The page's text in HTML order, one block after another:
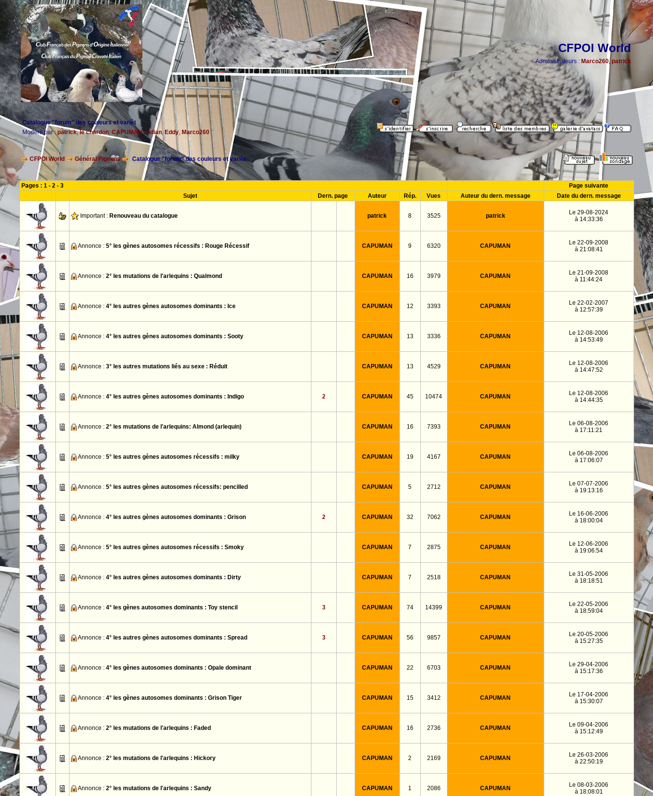
CFPOI World
Administrateurs : Marco260, patrick
Catalogue "forum" des couleurs et varièt
Modéré par :patrick,le chardon, CAPUMAN,indian,Eddy, Marco260
CFPOI World Général Pigeons Catalogue "forum" des couleurs et varièt
Pages : 1- 2- 3
Page suivante
Sujet
Dern. page Auteur Rép. Vues Auteur du dern. message Date du dern. message
Important : Renouveau du catalogue patrick 8 3525 patrick
Le 29-08-2024
à 14:33:36
Annonce : 5° les gènes autosomes récessifs : Rouge Récessif CAPUMAN 9 6320 CAPUMAN
Le 22-09-2008
à 21:08:41
Annonce : 2° les mutations de l'arlequins : Qualmond CAPUMAN 16 3979 CAPUMAN
Le 21-09-2008
à 11:44:24
Annonce : 4° les autres gènes autosomes dominants : Ice CAPUMAN 12 3393 CAPUMAN
Le 22-02-2007
à 12:57:39
Annonce : 4° les autres gènes autosomes dominants : Sooty CAPUMAN 13 3336 CAPUMAN
Le 12-08-2006
à 14:53:49
Annonce : 3° les autres mutations liés au sexe : Réduit CAPUMAN 13 4529 CAPUMAN
Le 12-08-2006
à 14:47:52
Annonce : 4° les autres gènes autosomes dominants : Indigo 2 CAPUMAN 45 10474 CAPUMAN
Le 12-08-2006
à 14:44:35
Annonce : 2° les mutations de l'arlequins: Almond (arlequin) CAPUMAN 16 7393 CAPUMAN
Le 06-08-2006
à 17:11:21
Annonce : 5° les autres gènes autosomes récessifs : milky CAPUMAN 19 4167 CAPUMAN
Le 06-08-2006
à 17:06:07
Annonce : 5° les autres gènes autosomes récessifs: pencilled CAPUMAN 5 2712 CAPUMAN
Le 07-07-2006
à 19:13:16
Annonce : 4° les autres gènes autosomes dominants : Grison 2 CAPUMAN 32 7062 CAPUMAN
Le 16-06-2006
à 18:00:04
Annonce : 5° les autres gènes autosomes récessifs : Smoky CAPUMAN 7 2875 CAPUMAN
Le 12-06-2006
à 19:06:54
Annonce : 4° les autres gènes autosomes dominants : Dirty CAPUMAN 7 2518 CAPUMAN
Le 31-05-2006
à 18:18:51
Annonce : 4° les gènes autosomes dominants : Toy stencil 3 CAPUMAN 74 14399 CAPUMAN
Le 22-05-2006
à 18:59:04
Annonce : 4° les autres gènes autosomes dominants : Spread 3 CAPUMAN 56 9857 CAPUMAN
Le 20-05-2006
à 15:27:35
Annonce : 4° les gènes autosomes dominants : Opale dominant CAPUMAN 22 6703 CAPUMAN
Le 29-04-2006
à 15:17:36
Annonce : 4° les gènes autosomes dominants : Grison Tiger CAPUMAN 15 3412 CAPUMAN
Le 17-04-2006
à 15:30:07
Annonce : 2° les mutations de l'arlequins : Faded CAPUMAN 16 2736 CAPUMAN
Le 09-04-2006
à 15:12:49
Annonce : 2° les mutations de l'arlequins : Hickory CAPUMAN 2 2169 CAPUMAN
Le 26-03-2006
à 22:50:19
Annonce : 2° les mutations de l'arlequins : Sandy CAPUMAN 1 2086 CAPUMAN
Le 08-03-2006
à 18:08:01